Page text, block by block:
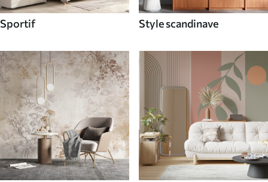
Sportif Style scandinave